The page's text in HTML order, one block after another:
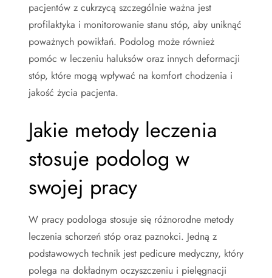
pacjentów z cukrzycą szczególnie ważna jest
profilaktyka i monitorowanie stanu stóp, aby uniknąć
poważnych powikłań. Podolog może również
pomóc w leczeniu haluksów oraz innych deformacji
stóp, które mogą wpływać na komfort chodzenia i
jakość życia pacjenta.
Jakie metody leczenia
stosuje podolog w
swojej pracy
W pracy podologa stosuje się różnorodne metody
leczenia schorzeń stóp oraz paznokci. Jedną z
podstawowych technik jest pedicure medyczny, który
polega na dokładnym oczyszczeniu i pielęgnacji